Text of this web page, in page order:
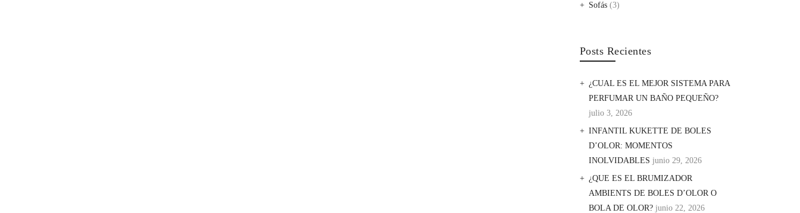
Sofás(3)
Posts Recientes
¿CUAL ES EL MEJOR SISTEMA PARA
PERFUMAR UN BAÑO PEQUEÑO?
julio 3, 2026
INFANTIL KUKETTE DE BOLES
D’OLOR: MOMENTOS
INOLVIDABLES junio 29, 2026
¿QUE ES EL BRUMIZADOR
AMBIENTS DE BOLES D’OLOR O
BOLA DE OLOR? junio 22, 2026